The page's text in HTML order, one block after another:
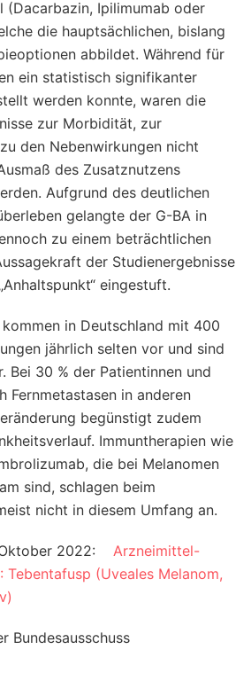
(Dacarbazin, Ipilimumab oder
die hauptsächlichen, bislang
abbildet. Während für
ein statistisch signifikanter
werden konnte, waren die
zur Morbidität, zur
den Nebenwirkungen nicht
des Zusatznutzens
Aufgrund des deutlichen
gelangte der G-BA in
zu einem beträchtlichen
der Studienergebnisse
eingestuft.
in Deutschland mit 400
jährlich selten vor und sind
Bei 30 % der Patientinnen und
Fernmetastasen in anderen
begünstigt zudem
Immuntherapien wie
die bei Melanomen
sind, schlagen beim
nicht in diesem Umfang an.
2022: Arzneimittel-
Tebentafusp (Uveales Melanom,
Bundesausschuss